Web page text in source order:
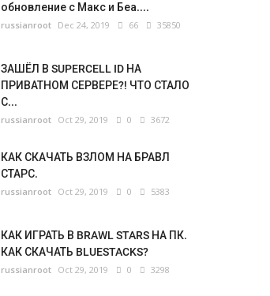
обновление с Макс и Беа....
russianroot Dec 24, 2019 66 35850
ЗАШЁЛ В SUPERCELL ID НА
ПРИВАТНОМ СЕРВЕРЕ?! ЧТО СТАЛО
С...
russianroot Oct 29, 2019 0 3672
КАК СКАЧАТЬ ВЗЛОМ НА БРАВЛ
СТАРС.
russianroot Oct 29, 2019 0 5383
КАК ИГРАТЬ В BRAWL STARS НА ПК.
КАК СКАЧАТЬ BLUESTACKS?
russianroot Oct 29, 2019 0 3298